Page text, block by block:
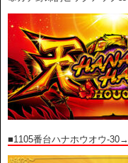
■1105番台ハナホウオウ-